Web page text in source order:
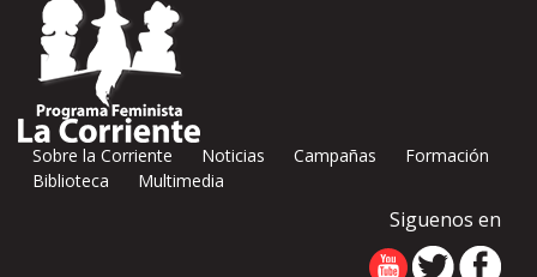
Sobre la Corriente Noticias Campañas
Formación
Biblioteca
Multimedia
Siguenos en